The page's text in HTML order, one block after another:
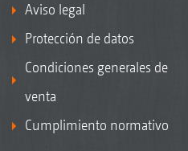
Aviso legal
Protección de datos
Condiciones generales de
venta
Cumplimiento normativo